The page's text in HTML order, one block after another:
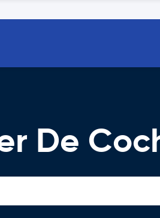
De